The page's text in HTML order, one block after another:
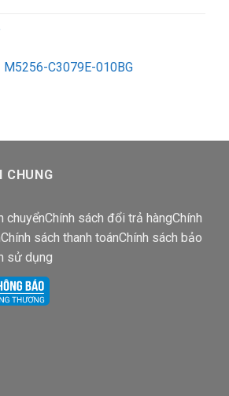
M5256-C3079E-010BG
CHUNG
chuyểnChính sách đổi trả hàngChính
Chính sách thanh toánChính sách bảo
sử dụng